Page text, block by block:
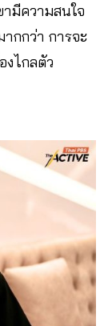
มีความสนใจ
กกว่า การจะ
งไกลตัว